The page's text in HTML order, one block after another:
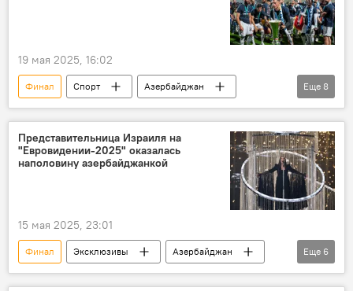
19 мая 2025, 16:02
Финал Спорт
Азербайджан
Футбол
премьер-лига
еврокубковый сезон
ФК "Карабах"
ФК "Туран-Товуз"
ФК "Сабах"
Еще 8
Представительница Израиля на
"Евровидении-2025" оказалась
наполовину азербайджанкой
15 мая 2025, 23:01
Финал Эксклюзивы
Азербайджан
Конкурс
Музыка
Еще 6